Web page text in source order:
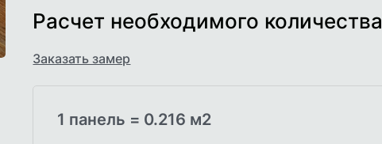
Расчет необходимого количества
Заказать замер
1 панель = 0.216 м2